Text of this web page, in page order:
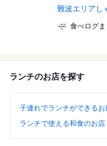
難波エリアし
食べログ
ランチのお店を探す
子連れでランチができるお
ランチで使える和食のお店